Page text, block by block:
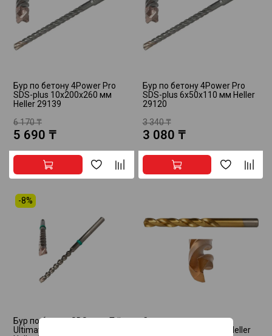
Бур по бетону 4Power Pro
SDS-plus 10х200х260 мм
Heller 29139
6 170 ₸
5 690 ₸
Бур по бетону 4Power Pro
SDS-plus 6х50х110 мм Heller
29120
3 340 ₸
3 080 ₸
-8%
Бур по бетону SDS-max Trijet
Ultimate 40x600x720 мм
Сверло по металлу
8х75х117 мм HSS TiN Heller